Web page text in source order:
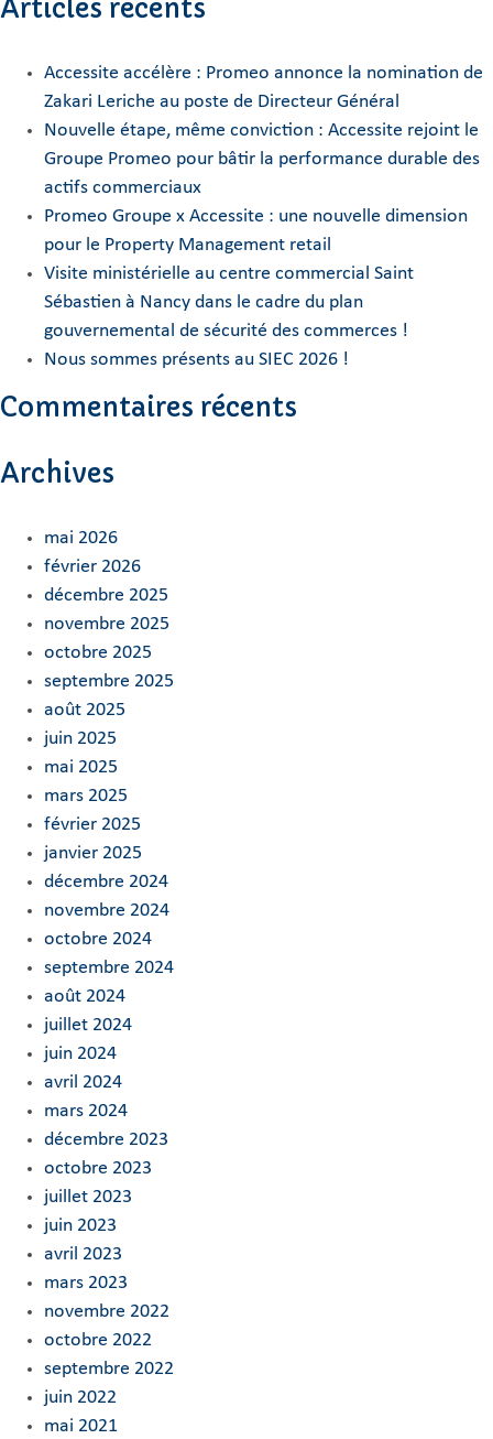
Articles récents
Accessite accélère : Promeo annonce la nomination de
Zakari Leriche au poste de Directeur Général
Nouvelle étape, même conviction : Accessite rejoint le
Groupe Promeo pour bâtir la performance durable des
actifs commerciaux
Promeo Groupe x Accessite : une nouvelle dimension
pour le Property Management retail
Visite ministérielle au centre commercial Saint
Sébastien à Nancy dans le cadre du plan
gouvernemental de sécurité des commerces !
Nous sommes présents au SIEC 2026 !
Commentaires récents
Archives
mai 2026
février 2026
décembre 2025
novembre 2025
octobre 2025
septembre 2025
août 2025
juin 2025
mai 2025
mars 2025
février 2025
janvier 2025
décembre 2024
novembre 2024
octobre 2024
septembre 2024
août 2024
juillet 2024
juin 2024
avril 2024
mars 2024
décembre 2023
octobre 2023
juillet 2023
juin 2023
avril 2023
mars 2023
novembre 2022
octobre 2022
septembre 2022
juin 2022
mai 2021